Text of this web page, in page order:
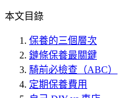
本文目錄
保養的三個層次
鏈條保養最關鍵
騎前必檢查（ABC）
定期保養費用